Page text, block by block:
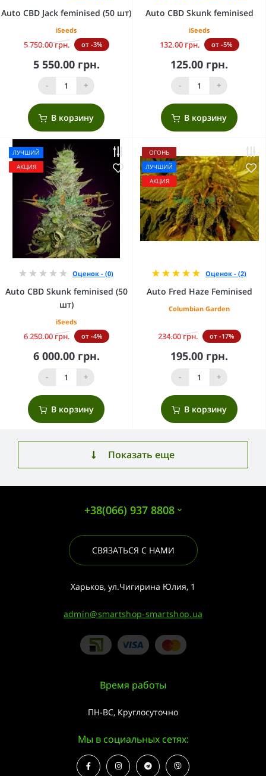
Auto CBD Jack feminised (50 шт)
iSeeds
5 750.00 грн. от -3%
5 550.00 грн.
- +
В корзину
Auto CBD Skunk feminised
iSeeds
132.00 грн. от -5%
125.00 грн.
- +
В корзину
ЛУЧШИЙ
АКЦИЯ
Оценок - (0)
Auto CBD Skunk feminised (50
шт)
iSeeds
6 250.00 грн. от -4%
6 000.00 грн.
- +
В корзину
ОГОНЬ
ЛУЧШИЙ
АКЦИЯ
Оценок - (2)
Auto Fred Haze Feminised
Columbian Garden
234.00 грн. от -17%
195.00 грн.
- +
В корзину
Показать еще
+38(066) 937 8808
СВЯЗАТЬСЯ С НАМИ
Харьков, ул.Чигирина Юлия, 1
admin@smartshop-smartshop.ua
Время работы
ПН-ВС, Круглосуточно
Мы в социальных сетях: